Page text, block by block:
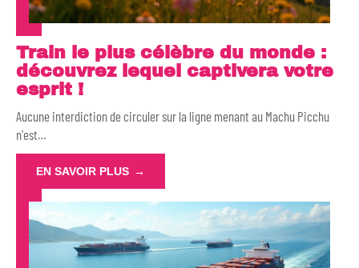
Train le plus célèbre du monde :
découvrez lequel captivera votre
esprit !
Aucune interdiction de circuler sur la ligne menant au Machu Picchu
n'est…
EN SAVOIR PLUS